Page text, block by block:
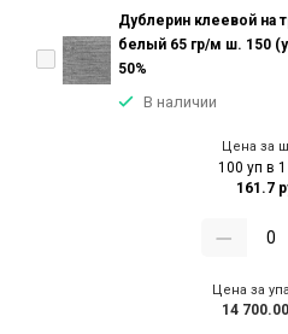
Дублерин клеевой на
белый 65 гр/м ш. 150
50%
В наличии
Цена за
100 уп в
161.7
Цена за
14